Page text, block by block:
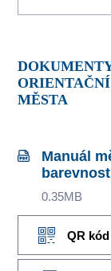
DOKUMENTY KE STAŽENÍ ZE SLOŽKY
MĚSTA
Manuál
0.35MB
QR kód